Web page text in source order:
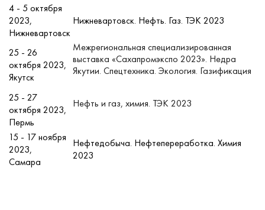
4 - 5 октября
2023,
Нижневартовск
Нижневартовск. Нефть. Газ. ТЭК 2023
25 - 26
октября 2023,
Якутск
Межрегиональная специализированная
выставка «Сахапромэкспо 2023». Недра
Якутии. Спецтехника. Экология. Газификация
25 - 27
октября 2023,
Пермь
Нефть и газ, химия. ТЭК 2023
15 - 17 ноября
2023,
Самара
Нефтедобыча. Нефтепереработка. Химия
2023